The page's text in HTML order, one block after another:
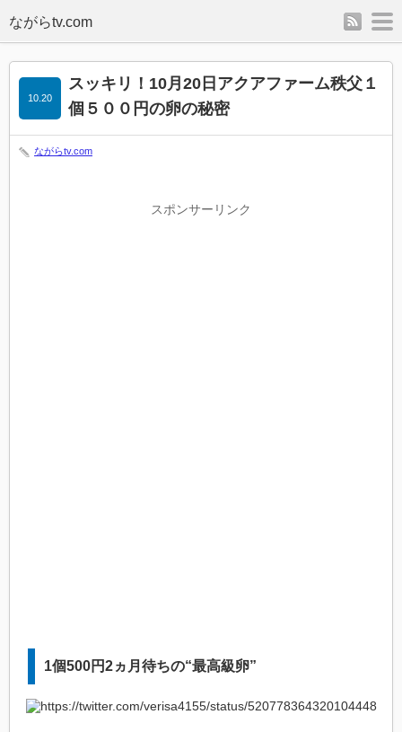
rss
スッキリ！10月20日アクアファーム秩父１
個５００円の卵の秘密
10.20
ながらtv.com
スポンサーリンク
1個500円2ヵ月待ちの“最高級卵”